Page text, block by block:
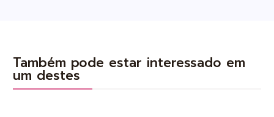
Também pode estar interessado em
um destes